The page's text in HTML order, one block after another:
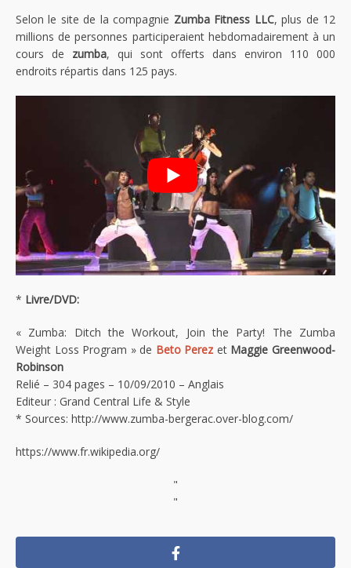
Selon le site de la compagnie Zumba Fitness LLC, plus de 12
millions de personnes participeraient hebdomadairement à un
cours de zumba, qui sont offerts dans environ 110 000
endroits répartis dans 125 pays.
* Livre/DVD:
« Zumba: Ditch the Workout, Join the Party! The Zumba
Weight Loss Program » de Beto Perezet Maggie Greenwood-
Robinson
Relié – 304 pages – 10/09/2010 – Anglais
Editeur : Grand Central Life & Style
* Sources: http://www.zumba-bergerac.over-blog.com/
https://www.fr.wikipedia.org/
"
"